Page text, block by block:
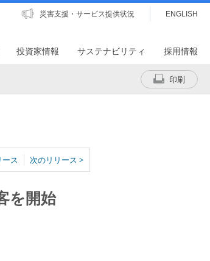
災害支援・サービス提供状況 ENGLISH
投資家情報 サステナビリティ 採用情報
印刷
ース 次のリリース >
を開始